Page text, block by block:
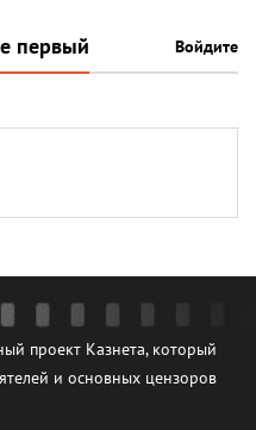
первый Войдите
проект Казнета, который
и основных цензоров